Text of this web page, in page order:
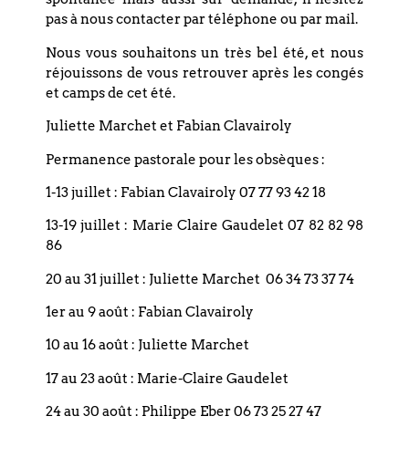
07
DIMANCHE
THÉO CAFÉ
Paroisse du Bouclier | 4 rue du
EN SAVOIR PLUS
AVRIL 2027
pas à nous contacter par téléphone ou par mail.
Nous vous souhaitons un très bel été, et nous
réjouissons de vous retrouver après les congés
et camps de cet été.
Juliette Marchet et Fabian Clavairoly
Permanence pastorale pour les obsèques :
1-13 juillet : Fabian Clavairoly 07 77 93 42 18
13-19 juillet : Marie Claire Gaudelet 07 82 82 98
86
20 au 31 juillet : Juliette Marchet 06 34 73 37 74
1er au 9 août : Fabian Clavairoly
10 au 16 août : Juliette Marchet
17 au 23 août : Marie-Claire Gaudelet
24 au 30 août : Philippe Eber 06 73 25 27 47